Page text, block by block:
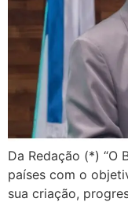
Da Redação (*) “O
países com o
sua criação,